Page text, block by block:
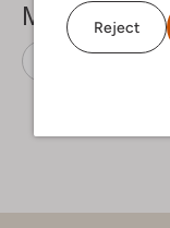
Reject
Mehr sehen